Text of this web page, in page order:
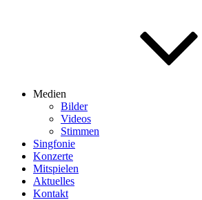
Medien
Bilder
Videos
Stimmen
Singfonie
Konzerte
Mitspielen
Aktuelles
Kontakt